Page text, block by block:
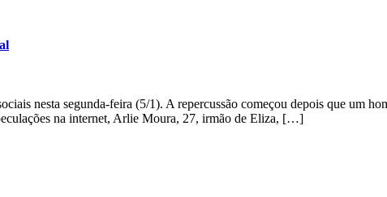
nesta segunda-feira (5/1). A repercussão começou depois que um
na internet, Arlie Moura, 27, irmão de Eliza, […]